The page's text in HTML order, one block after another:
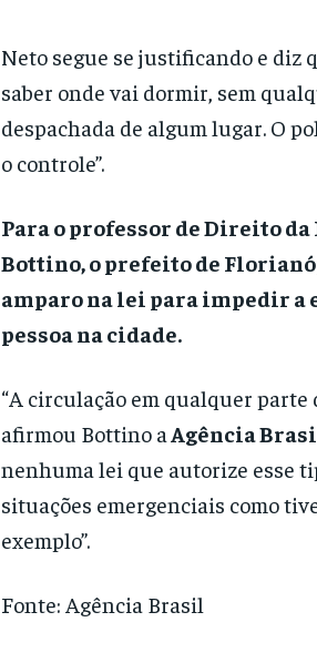
Neto segue se justificando e diz
saber onde vai dormir, sem
despachada de algum lugar. O
o controle”.
Para o professor de Direito da
Bottino, o prefeito de
amparo na lei para impedir a
pessoa na cidade.
“A circulação em qualquer
afirmou Bottino aAgência
nenhuma lei que autorize esse
situações emergenciais como
exemplo”.
Fonte: Agência Brasil